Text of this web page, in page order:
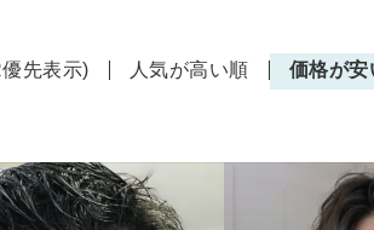
先表示) 人気が高い順 価格が安